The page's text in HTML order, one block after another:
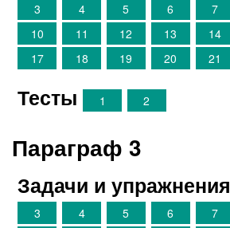
3
4 5 6 7
10
11 12 13 14
17
18 19 20 21
Тесты 1 2
Параграф 3
Задачи и упражнения
3
4 5 6 7